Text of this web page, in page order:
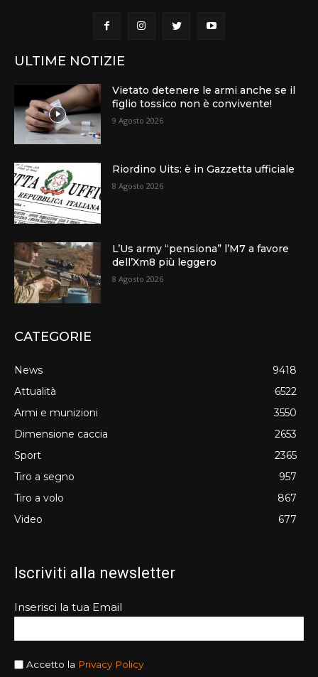
ULTIME NOTIZIE
Vietato detenere le armi anche se il
figlio tossico non è convivente!
9 Agosto 2026
Riordino Uits: è in Gazzetta ufficiale
8 Agosto 2026
L’Us army “pensiona” l’M7 a favore
dell’Xm8 più leggero
8 Agosto 2026
CATEGORIE
News
9418
Attualità
6522
Armi e munizioni
3550
Dimensione caccia
2653
Sport
2365
Tiro a segno
957
Tiro a volo
867
Video
677
Iscriviti alla newsletter
Inserisci la tua Email
Accetto la Privacy Policy